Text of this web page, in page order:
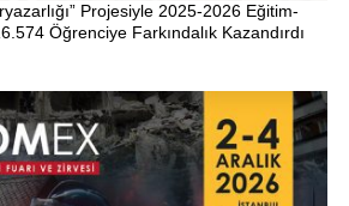
Projesiyle 2025-2026 Eğitim-
Öğrenciye Farkındalık Kazandırdı